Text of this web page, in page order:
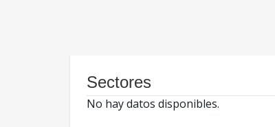
Sectores
No hay datos disponibles.